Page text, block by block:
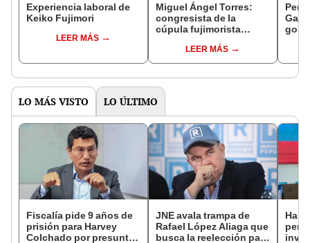
Experiencia laboral de
Keiko Fujimori
LEER MÁS
Miguel Ángel Torres:
congresista de la
cúpula fujimorista
del SenadoLEER MÁS
LO MÁS VISTO LO ÚLTIMO
Fiscalía pide 9 años de
prisión para Harvey
Colchado por presunta
JNE avala trampa de
Rafael López Aliaga que
busca la reelección para